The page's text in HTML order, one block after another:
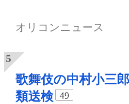
オリコンニュース
歌舞伎の中村小三
類送検
49